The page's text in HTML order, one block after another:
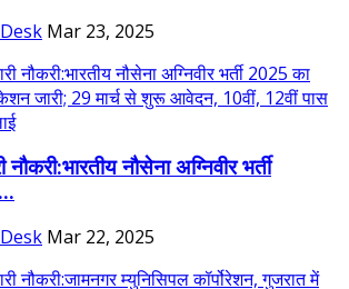
Mar 23, 2025
नौकरी:भारतीय नौसेना अग्निवीर भर्ती
Mar 22, 2025